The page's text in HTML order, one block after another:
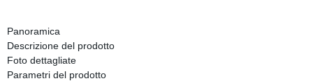
Panoramica
Descrizione del prodotto
Foto dettagliate
Parametri del prodotto